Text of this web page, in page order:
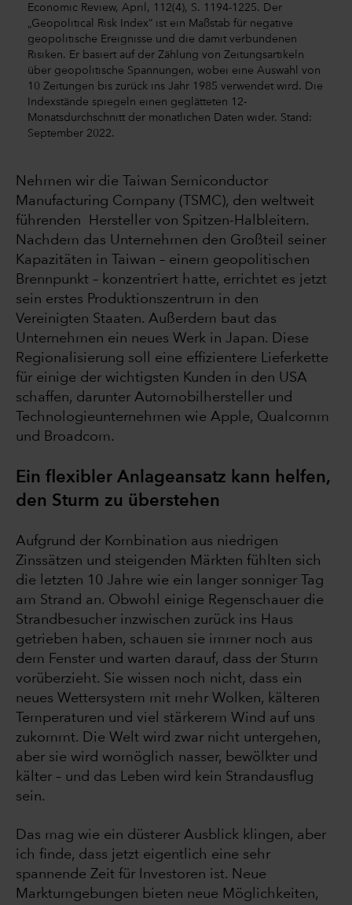
Economic Review, April, 112(4), S. 1194-1225. Der
„Geopolitical Risk Index“ ist ein Maßstab für negative
geopolitische Ereignisse und die damit verbundenen
Risiken. Er basiert auf der Zählung von Zeitungsartikeln
über geopolitische Spannungen, wobei eine Auswahl von
10 Zeitungen bis zurück ins Jahr 1985 verwendet wird. Die
Indexstände spiegeln einen geglätteten 12-
Monatsdurchschnitt der monatlichen Daten wider. Stand:
September 2022.
Nehmen wir die Taiwan Semiconductor
Manufacturing Company (TSMC), den weltweit
führenden Hersteller von Spitzen-Halbleitern.
Nachdem das Unternehmen den Großteil seiner
Kapazitäten in Taiwan – einem geopolitischen
Brennpunkt – konzentriert hatte, errichtet es jetzt
sein erstes Produktionszentrum in den
Vereinigten Staaten. Außerdem baut das
Unternehmen ein neues Werk in Japan. Diese
Regionalisierung soll eine effizientere Lieferkette
für einige der wichtigsten Kunden in den USA
schaffen, darunter Automobilhersteller und
Technologieunternehmen wie Apple, Qualcomm
und Broadcom.
Ein flexibler Anlageansatz kann helfen,
den Sturm zu überstehen
Aufgrund der Kombination aus niedrigen
Zinssätzen und steigenden Märkten fühlten sich
die letzten 10 Jahre wie ein langer sonniger Tag
am Strand an. Obwohl einige Regenschauer die
Strandbesucher inzwischen zurück ins Haus
getrieben haben, schauen sie immer noch aus
dem Fenster und warten darauf, dass der Sturm
vorüberzieht. Sie wissen noch nicht, dass ein
neues Wettersystem mit mehr Wolken, kälteren
Temperaturen und viel stärkerem Wind auf uns
zukommt. Die Welt wird zwar nicht untergehen,
aber sie wird womöglich nasser, bewölkter und
kälter – und das Leben wird kein Strandausflug
sein.
Das mag wie ein düsterer Ausblick klingen, aber
ich finde, dass jetzt eigentlich eine sehr
spannende Zeit für Investoren ist. Neue
Marktumgebungen bieten neue Möglichkeiten,